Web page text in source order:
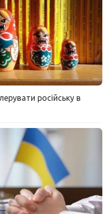
російську в